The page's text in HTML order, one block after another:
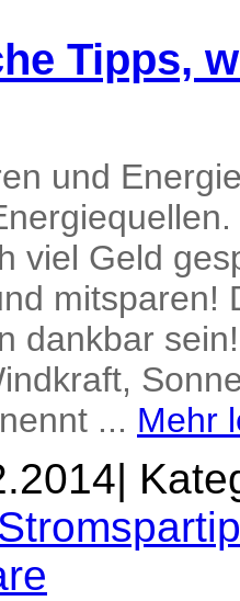
Tipps,
und
viel Geld
mitsparen!
dankbar
... Mehr
|